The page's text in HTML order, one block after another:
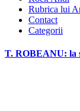
Rubrica lui
Contact
Categorii
T. ROBEANU: la